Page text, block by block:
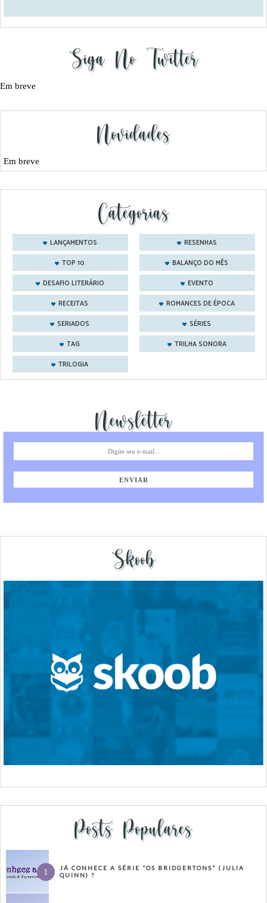
Siga No Twitter
Em breve
Novidades
Em breve
Categorias
LANÇAMENTOS
RESENHAS
TOP 10
BALANÇO DO MÊS
DESAFIO LITERÁRIO
EVENTO
RECEITAS
ROMANCES DE ÉPOCA
SERIADOS
SÉRIES
TAG
TRILHA SONORA
TRILOGIA
Newsletter
Skoob
Posts Populares
JÁ CONHECE A SÉRIE “OS BRIDGERTONS” (JULIA
QUINN) ?